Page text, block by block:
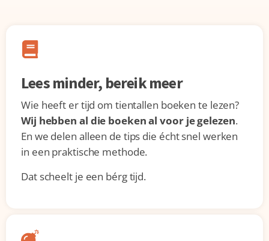
Lees minder, bereik meer
Wie heeft er tijd om tientallen boeken te lezen?
Wij hebben al die boeken al voor je gelezen.
En we delen alleen de tips die écht snel werken
in een praktische methode.
Dat scheelt je een bérg tijd.